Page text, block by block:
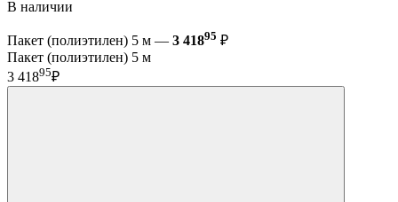
В наличии
Пакет (полиэтилен) 5 м — 3 41895 ₽
Пакет (полиэтилен) 5 м
3 41895₽